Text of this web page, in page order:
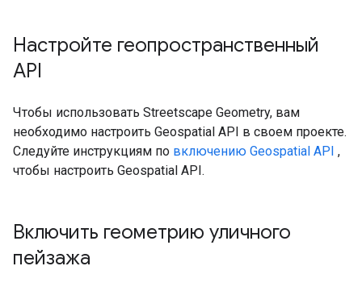
Настройте геопространственный
API
Чтобы использовать Streetscape Geometry, вам
необходимо настроить Geospatial API в своем проекте.
Следуйте инструкциям по включению Geospatial API ,
чтобы настроить Geospatial API.
Включить геометрию уличного
пейзажа